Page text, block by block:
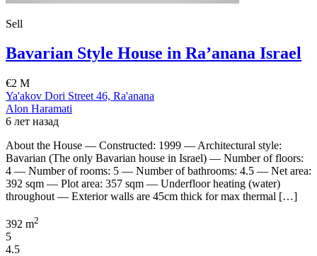
Sell
Bavarian Style House in Ra’anana Israel
€2 M
Ya'akov Dori Street 46, Ra'anana
Alon Haramati
6 лет назад
About the House — Constructed: 1999 — Architectural style:
Bavarian (The only Bavarian house in Israel) — Number of floors:
4 — Number of rooms: 5 — Number of bathrooms: 4.5 — Net area:
392 sqm — Plot area: 357 sqm — Underfloor heating (water)
throughout — Exterior walls are 45cm thick for max thermal […]
392 m2
5
4.5